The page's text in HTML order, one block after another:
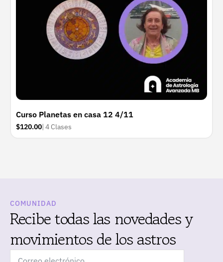
Curso Planetas en casa 12 4/11
$120.00| 4 Clases
COMUNIDAD
Recibe todas las novedades y
movimientos de los astros